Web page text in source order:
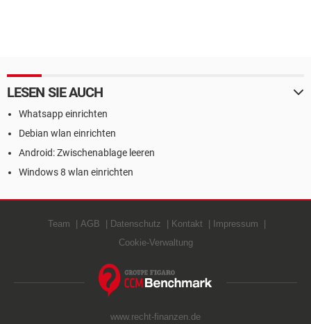
LESEN SIE AUCH
Whatsapp einrichten
Debian wlan einrichten
Android: Zwischenablage leeren
Windows 8 wlan einrichten
Team AGB Datenschutz Kontakt
Impressum
Cookie-Verwaltung
www.recht-finanzen.de